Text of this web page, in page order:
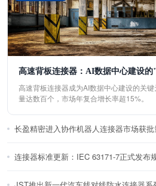
高速背板连接器：AI数据中心建设
高速背板连接器成为AI数据中心建设的关
量达数百个，市场年复合增长率超15%。
长盈精密进入协作机器人连接器市场获
连接器标准更新：IEC 63171-7正式发布